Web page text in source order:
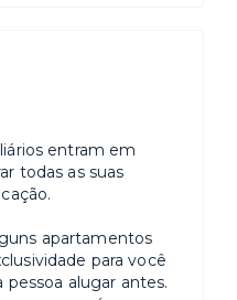
entram em
todas as suas
apartamentos
para você
pessoa alugar antes.